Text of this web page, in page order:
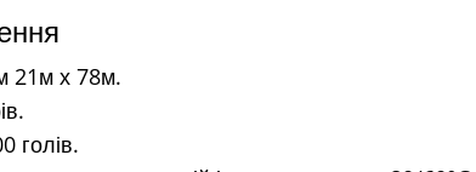
21м х 78м.
голів.